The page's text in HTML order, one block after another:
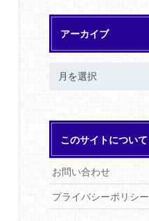
アーカイブ
このサイトについて
お問い合わせ
プライバシーポリシー